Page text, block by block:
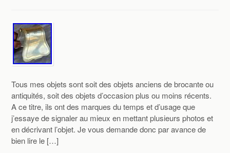
Tous mes objets sont soit des objets anciens de brocante ou
antiquités, soit des objets d’occasion plus ou moins récents.
A ce titre, ils ont des marques du temps et d’usage que
j’essaye de signaler au mieux en mettant plusieurs photos et
en décrivant l’objet. Je vous demande donc par avance de
bien lire le […]